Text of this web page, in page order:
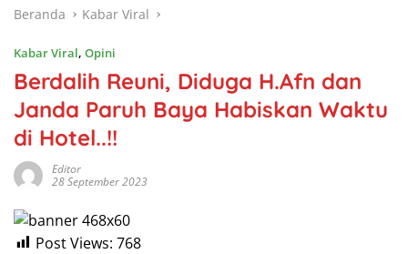
Beranda Kabar Viral
Kabar Viral, Opini
Berdalih Reuni, Diduga H.Afn dan
Janda Paruh Baya Habiskan Waktu
di Hotel..!!
Editor
28 September 2023
Post Views: 768